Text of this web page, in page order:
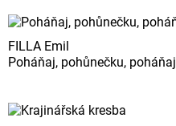
FILLA Emil
Poháňaj, pohůnečku, poháňaj